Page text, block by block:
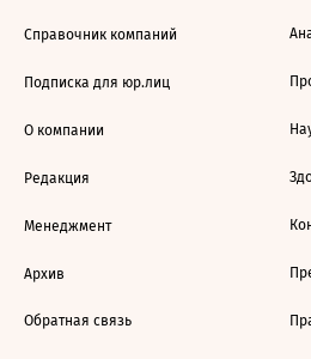
Справочник компаний
Подписка для юр.лиц
О компании
Редакция
Менеджмент
Архив
Обратная связь